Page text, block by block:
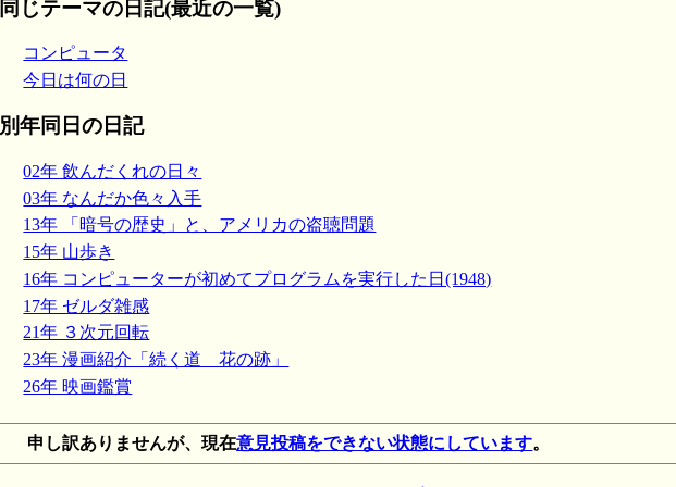
同じテーマの日記(最近の一覧)
コンピュータ
今日は何の日
別年同日の日記
02年 飲んだくれの日々
03年 なんだか色々入手
13年 「暗号の歴史」と、アメリカの盗聴問題
15年 山歩き
16年 コンピューターが初めてプログラムを実行した日(1948)
17年 ゼルダ雑感
21年 ３次元回転
23年 漫画紹介「続く道 花の跡」
26年 映画鑑賞
申し訳ありませんが、現在意見投稿をできない状態にしています。